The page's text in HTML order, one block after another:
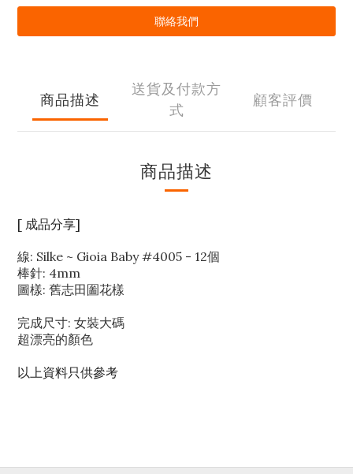
聯絡我們
商品描述
送貨及付款方
式
顧客評價
商品描述
[ 成品分享]
線: Silke ~ Gioia Baby #4005 - 12個
棒針: 4mm
圖樣: 舊志田圗花樣
完成尺寸: 女裝大碼
超漂亮的顏色
以上資料只供參考